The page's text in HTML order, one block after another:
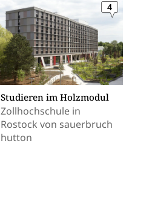
Studieren im Holzmodul
Zollhochschule in
Rostock von sauerbruch
hutton
4